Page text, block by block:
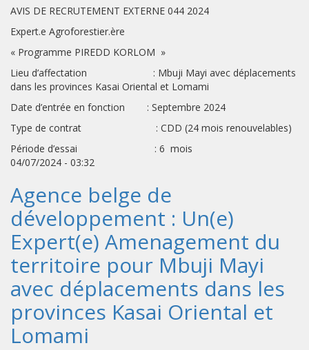
AVIS DE RECRUTEMENT EXTERNE 044 2024
Expert.e Agroforestier.ère
« Programme PIREDD KORLOM »
Lieu d’affectation : Mbuji Mayi avec déplacements
dans les provinces Kasai Oriental et Lomami
Date d’entrée en fonction : Septembre 2024
Type de contrat : CDD (24 mois renouvelables)
Période d’essai : 6 mois
04/07/2024 - 03:32
Agence belge de
développement : Un(e)
Expert(e) Amenagement du
territoire pour Mbuji Mayi
avec déplacements dans les
provinces Kasai Oriental et
Lomami